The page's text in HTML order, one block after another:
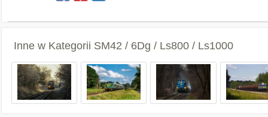
Inne w Kategorii SM42 / 6Dg / Ls800 / Ls1000